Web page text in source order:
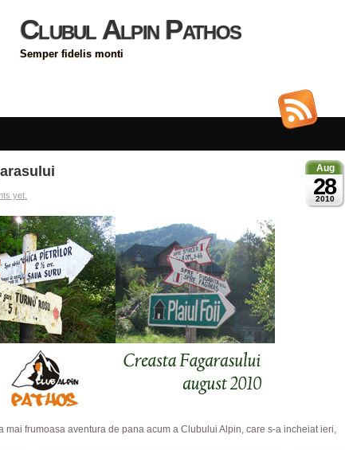
Clubul Alpin Pathos
Semper fidelis monti
Aug
28
2010
yet.
mai frumoasa aventura de pana acum a Clubului Alpin, care s-a incheiat ieri,